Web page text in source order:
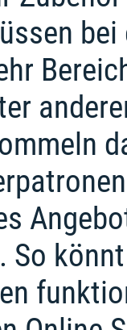
So